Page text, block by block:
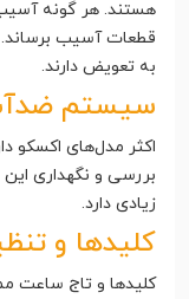
هستند. هر گونه
قطعات آسیب
به تعویض دارند.
سیستم ضدآب
اکثر مدل‌های اکسکو
بررسی و نگهداری
زیادی دارد.
کلیدها و
کلیدها و تاج ساعت